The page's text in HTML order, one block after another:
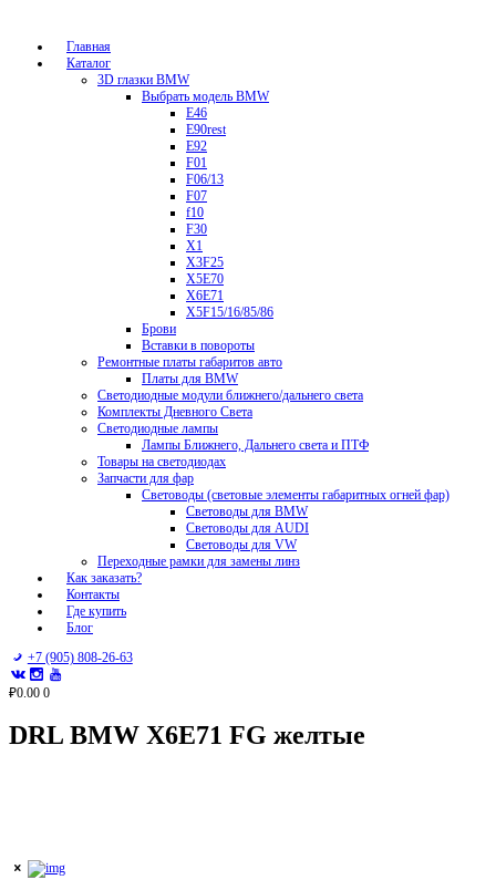
Главная
Каталог
3D глазки BMW
Выбрать модель BMW
E46
E90rest
E92
F01
F06/13
F07
f10
F30
X1
X3F25
X5E70
X6E71
X5F15/16/85/86
Брови
Вставки в повороты
Ремонтные платы габаритов авто
Платы для BMW
Светодиодные модули ближнего/дальнего света
Комплекты Дневного Света
Светодиодные лампы
Лампы Ближнего, Дальнего света и ПТФ
Товары на светодиодах
Запчасти для фар
Световоды (световые элементы габаритных огней фар)
Световоды для BMW
Световоды для AUDI
Световоды для VW
Переходные рамки для замены линз
Как заказать?
Контакты
Где купить
Блог
+7 (905) 808-26-63
₽0.00 0
DRL BMW X6E71 FG желтые